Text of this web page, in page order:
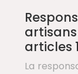
articles
La